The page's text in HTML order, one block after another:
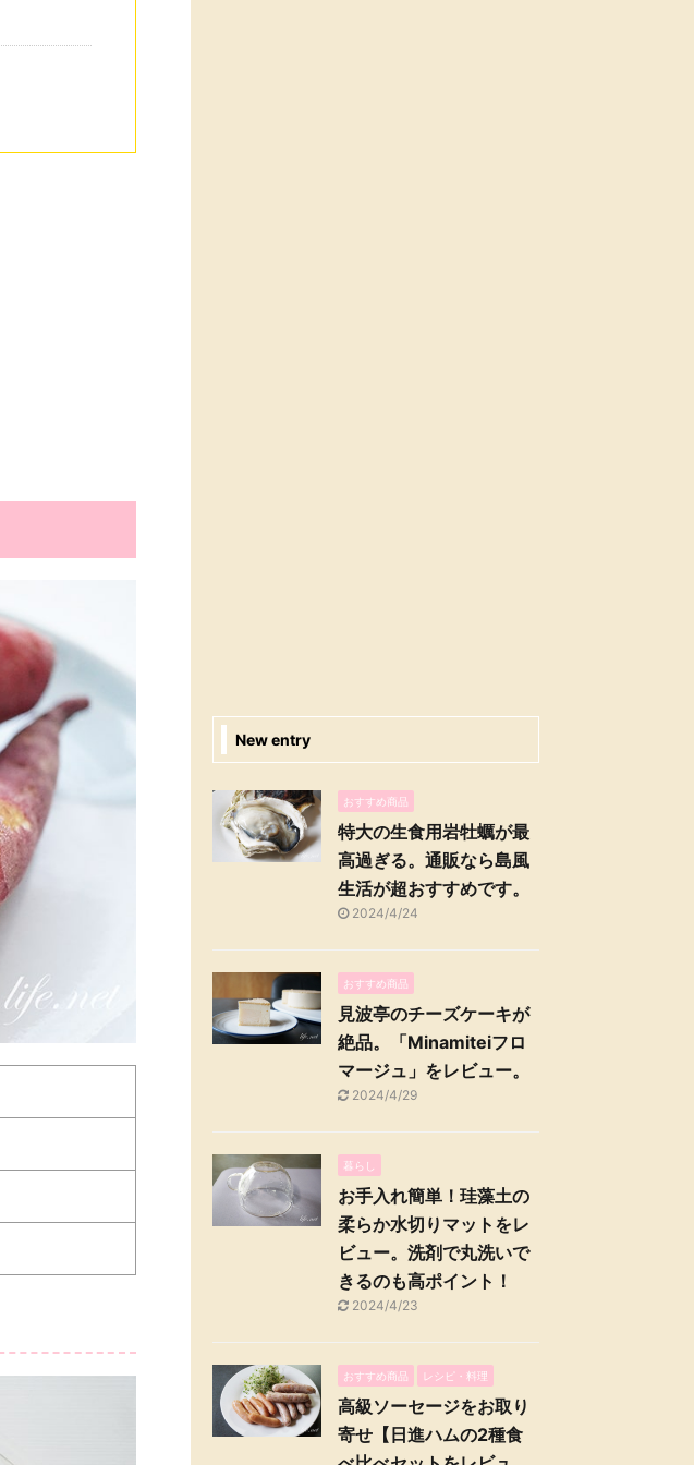
New entry
おすすめ商品
特大の生食用岩牡蠣が最
高過ぎる。通販なら島風
生活が超おすすめです。
2024/4/24
おすすめ商品
見波亭のチーズケーキが
絶品。「Minamiteiフロ
マージュ」をレビュー。
2024/4/29
暮らし
お手入れ簡単！珪藻土の
柔らか水切りマットをレ
ビュー。洗剤で丸洗いで
きるのも高ポイント！
2024/4/23
おすすめ商品 レシピ・料理
高級ソーセージをお取り
寄せ【日進ハムの2種食